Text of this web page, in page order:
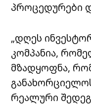
პროცედურები
„დღეს
კომპანია,
მზადყოფნა,
რეალური